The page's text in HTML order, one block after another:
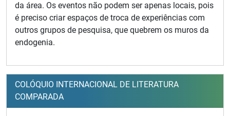
da área. Os eventos não podem ser apenas locais, pois
é preciso criar espaços de troca de experiências com
outros grupos de pesquisa, que quebrem os muros da
endogenia.
COLÓQUIO INTERNACIONAL DE LITERATURA
COMPARADA